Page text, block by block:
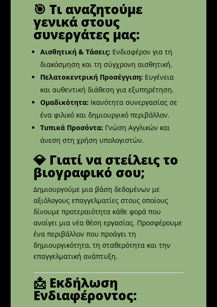
🎯 Τι αναζητούμε
γενικά στους
συνεργάτες μας:
Αισθητική & Τάσεις: Ενδιαφέρον για τη
διακόσμηση και τη σύγχρονη αισθητική.
Πελατοκεντρική Προσέγγιση: Ευγένεια
και αυθεντική διάθεση για εξυπηρέτηση.
Ομαδικότητα: Ικανότητα συνεργασίας σε
ένα φιλικό και δημιουργικό περιβάλλον.
Τυπικά Προσόντα: Γνώση Αγγλικών και
άνεση στη χρήση υπολογιστών.
💎 Γιατί να στείλεις το
βιογραφικό σου;
Δημιουργούμε μια βάση δεδομένων με
αξιόλογους επαγγελματίες στους οποίους
δίνουμε προτεραιότητα κάθε φορά που
ανοίγει μια νέα θέση εργασίας. Προσφέρουμε
ένα περιβάλλον που προάγει τη
δημιουργικότητα, τη σταθερότητα και την
επαγγελματική ανάπτυξη.
📩 Εκδήλωση
Ενδιαφέροντος: